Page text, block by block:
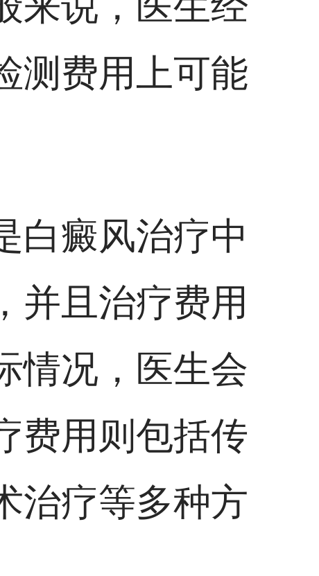
测费用上可能
白癜风治疗中
并且治疗费用
情况，医生会
费用则包括传
治疗等多种方